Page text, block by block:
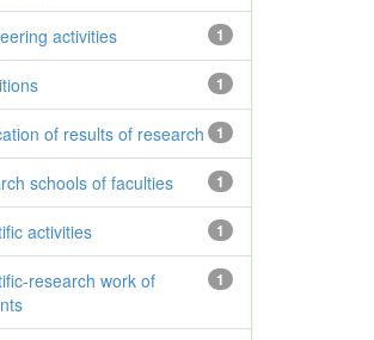
1
activities
1
1
of results of research
1
schools of faculties
1
activities
1
research work of